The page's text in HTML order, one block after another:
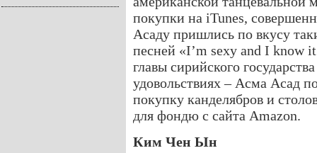
покупки на iTunes,
Асаду пришлись по вкусу
песней «I’m sexy and I know
главы сирийского
удовольствиях – Асма Асад
покупку канделябров и
для фондю с сайта Amazon.
Ким Чен Ын